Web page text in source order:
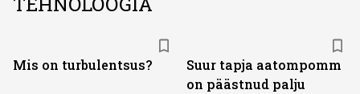
Mis on turbulentsus?
Suur tapja aatompomm
on päästnud palju